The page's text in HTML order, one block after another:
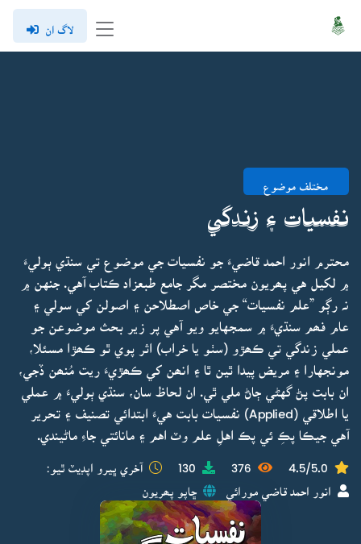
لاگ ان
مختلف موضوع
نـفسيات ۽ زنـدگي
محترم انور احمد قاضيءَ جو نفسيات جي موضوع تي سنڌي ٻوليءَ
۾ لکيل هي پھريون مختصر مگر جامع طبعزاد ڪتاب آهي. جنهن ۾
نہ رڳو ”علم نفسيات“ جي خاص اصطلاحن ۽ اصولن کي سولي ۽
عام فھم سنڌيءَ ۾ سمجهايو ويو آهي پر زير بحث موضوعن جو
عملي زندگي تي ڪھڙو (سٺو يا خراب) اثر پوي ٿو ڪھڙا مسئلا،
مونجهارا ۽ مريض پيدا ٿين ٿا ۽ انھن کي ڪھڙيءَ ريت مُنھن ڏجي،
ان بابت پڻ گهڻي ڄاڻ ملي ٿي. ان لحاظ سان، سنڌي ٻوليءَ ۾ عملي
يا اطلاقي (Applied) نفسيات بابت هيءَ ابتدائي تصنيف ۽ تحرير
آهي جيڪا پڪِ ئي پڪ اهلِ علم وٽ اهم ۽ مانائتي جاءِ ماڻيندي.
4.5/5.0
376
130 آخري ڀيرو اپڊيٽ ٿيو:
انور احمد قاضي مورائي ڇاپو پھريون